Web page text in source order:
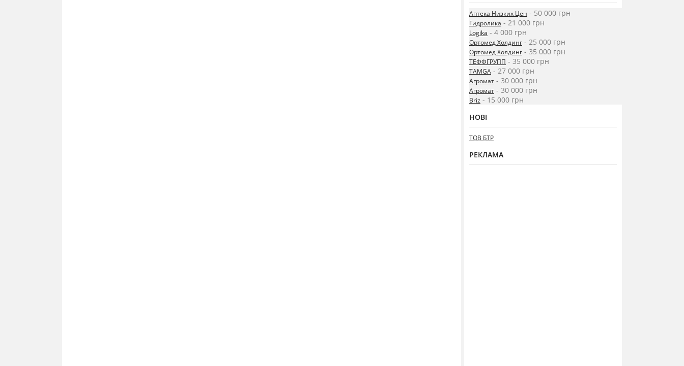
Аптека Низких Цен - 50 000 грн
Гидролика - 21 000 грн
Logika - 4 000 грн
Ортомед Холдинг - 25 000 грн
Ортомед Холдинг - 35 000 грн
ТЕФФГРУПП - 35 000 грн
TAMGA - 27 000 грн
Агромат - 30 000 грн
Агромат - 30 000 грн
Briz - 15 000 грн
НОВІ
ТОВ БТР
РЕКЛАМА